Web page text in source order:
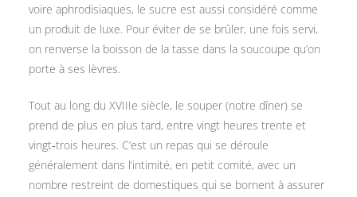
voire aphrodisiaques, le sucre est aussi considéré comme
un produit de luxe. Pour éviter de se brûler, une fois servi,
on renverse la boisson de la tasse dans la soucoupe qu’on
porte à ses lèvres.
Tout au long du XVIIIe siècle, le souper (notre dîner) se
prend de plus en plus tard, entre vingt heures trente et
vingt‑trois heures. C’est un repas qui se déroule
généralement dans l’intimité, en petit comité, avec un
nombre restreint de domestiques qui se bornent à assurer